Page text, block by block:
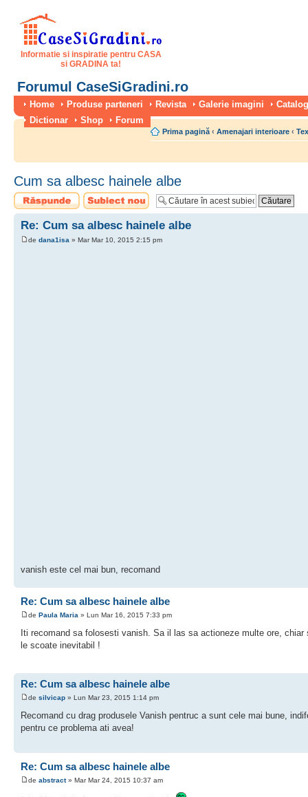
Informatie si inspiratie pentru CASA
si GRADINA ta!
Forumul CaseSiGradini.ro
Home Produse parteneri Revista Galerie imagini
Dictionar
Shop Forum
Prima pagină ‹ Amenajari interioare ‹
Cum sa albesc hainele albe
Scrie un răspuns
Scrie un subiect
nou
Re: Cum sa albesc hainele albe
de dana1isa » Mar Mar 10, 2015 2:15 pm
vanish este cel mai bun, recomand
Re: Cum sa albesc hainele albe
de Paula Maria » Lun Mar 16, 2015 7:33 pm
Iti recomand sa folosesti vanish. Sa il las sa actioneze multe ore, chiar
le scoate inevitabil !
Re: Cum sa albesc hainele albe
de silvicap » Lun Mar 23, 2015 1:14 pm
Recomand cu drag produsele Vanish pentruc a sunt cele mai bune,
pentru ce problema ati avea!
Re: Cum sa albesc hainele albe
de abstract» Mar Mar 24, 2015 10:37 am